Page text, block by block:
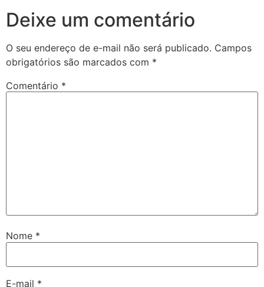
Deixe um comentário
O seu endereço de e-mail não será publicado. Campos
obrigatórios são marcados com *
Comentário *
Nome *
E-mail *